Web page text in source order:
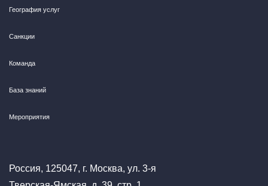
География услуг
Санкции
Команда
База знаний
Мероприятия
Россия, 125047, г. Москва, ул. 3-я